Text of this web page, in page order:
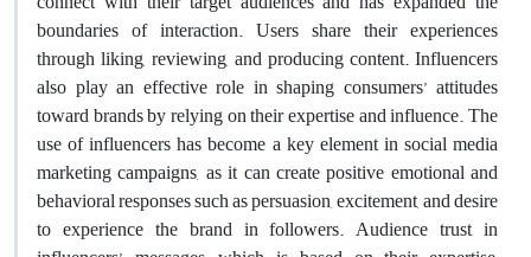
boundaries of interaction. Users share their experiences
through liking, reviewing, and producing content. Influencers
also play an effective role in shaping consumers’ attitudes
toward brands by relying on their expertise and influence. The
use of influencers has become a key element in social media
marketing campaigns, as it can create positive emotional and
behavioral responses such as persuasion, excitement, and desire
to experience the brand in followers. Audience trust in